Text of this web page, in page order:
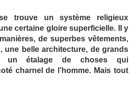
trouve un système religieux
certaine gloire superficielle. Il y
de superbes vêtements,
une belle architecture, de grands
un étalage de choses qui
charnel de l’homme. Mais tout